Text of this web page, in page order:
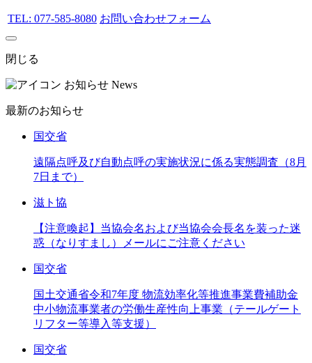
TEL: 077-585-8080 お問い合わせフォーム
閉じる
お知らせ News
最新のお知らせ
国交省
遠隔点呼及び自動点呼の実施状況に係る実態調査（8月
7日まで）
滋ト協
【注意喚起】当協会名および当協会会長名を装った迷
惑（なりすまし）メールにご注意ください
国交省
国土交通省令和7年度 物流効率化等推進事業費補助金
中小物流事業者の労働生産性向上事業（テールゲート
リフター等導入等支援）
国交省